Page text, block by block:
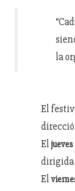
la
El
El jueves
El